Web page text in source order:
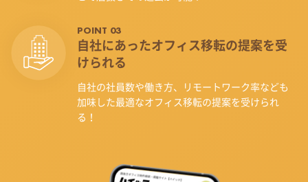
POINT 03
自社にあったオフィス移転の提案を受
けられる
自社の社員数や働き方、リモートワーク率なども
加味した最適なオフィス移転の提案を受けられ
る！